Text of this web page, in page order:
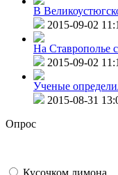
В
2015-09-02
На Ставрополье
2015-09-02
Ученые
2015-08-31
Опрос
Кусочком лимона